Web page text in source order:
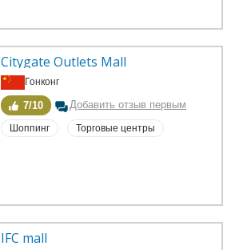
Citygate Outlets Mall
Гонконг
7/10 Добавить отзыв первым
Шоппинг Торговые центры
IFC mall